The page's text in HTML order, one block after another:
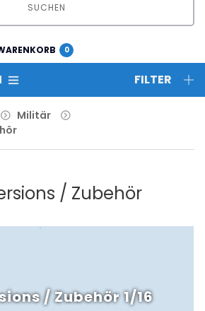
SUCHEN
0
FILTER
Militär
/ Zubehör
/ Zubehör 1/16